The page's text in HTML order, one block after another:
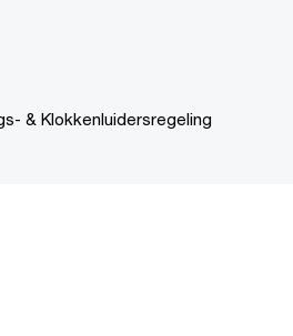
& Klokkenluidersregeling